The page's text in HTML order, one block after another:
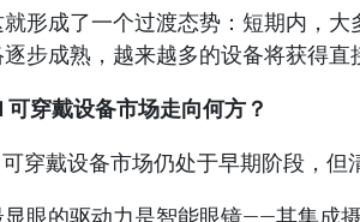
形成了一个过渡态势：短期内，
步成熟，越来越多的设备将获得
可穿戴设备市场走向何方？
穿戴设备市场仍处于早期阶段，但